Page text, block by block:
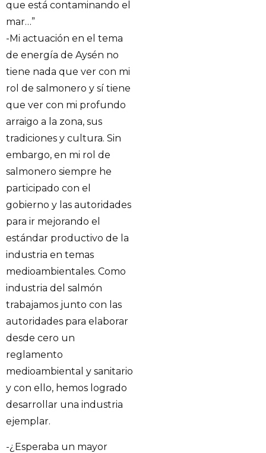
que está contaminando el
mar…”
-Mi actuación en el tema
de energía de Aysén no
tiene nada que ver con mi
rol de salmonero y sí tiene
que ver con mi profundo
arraigo a la zona, sus
tradiciones y cultura. Sin
embargo, en mi rol de
salmonero siempre he
participado con el
gobierno y las autoridades
para ir mejorando el
estándar productivo de la
industria en temas
medioambientales. Como
industria del salmón
trabajamos junto con las
autoridades para elaborar
desde cero un
reglamento
medioambiental y sanitario
y con ello, hemos logrado
desarrollar una industria
ejemplar.
-¿Esperaba un mayor